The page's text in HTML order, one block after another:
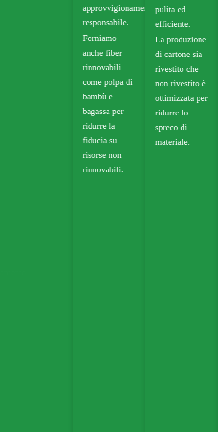
pulita ed
efficiente.
La produzione
di cartone sia
rivestito che
non rivestito è
ottimizzata per
ridurre lo
spreco di
materiale.
La carta kraft
biodegradabile
è ampiamente
utilizzata negli
imballaggi da
asporto,
alimentari e al
dettaglio.